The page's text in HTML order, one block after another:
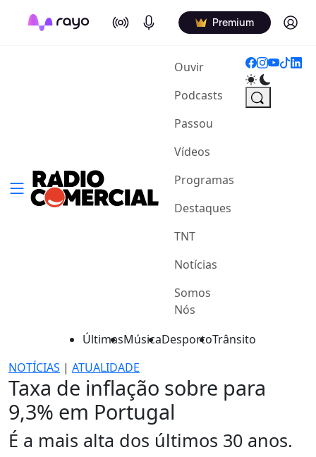
On Air Podcasts Premium Log in
Ouvir(current)
Podcasts
Passou
Vídeos
Programas
Destaques
TNT
Notícias
Somos
Nós
ÚltimasMúsicaDesportoTrânsito
NOTÍCIAS | ATUALIDADE
Taxa de inflação sobre para
9,3% em Portugal
É a mais alta dos últimos 30 anos.